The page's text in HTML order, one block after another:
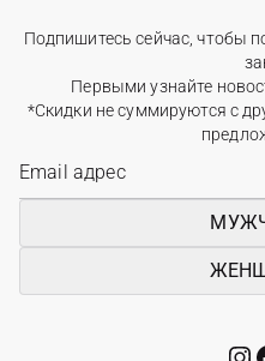
Подпишитесь сейчас, чтобы
Первыми узнайте
*Скидки не суммируются с